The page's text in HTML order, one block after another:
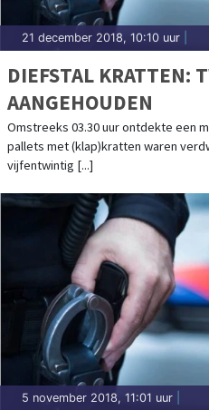
21 december 2018, 10:10 uur
DIEFSTAL KRATTEN:
AANGEHOUDEN
Omstreeks 03.30 uur ontdekte een
pallets met (klap)kratten waren
vijfentwintig [...]
5 november 2018, 11:01 uur